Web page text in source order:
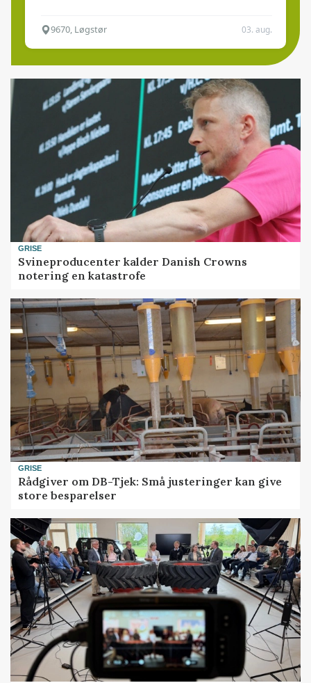
9670, Løgstør 03. aug.
GRISE
Svineproducenter kalder Danish Crowns
notering en katastrofe
GRISE
Rådgiver om DB-Tjek: Små justeringer kan give
store besparelser